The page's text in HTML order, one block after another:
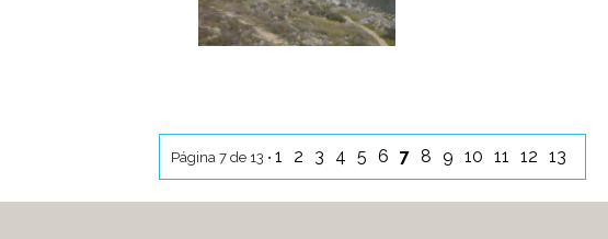
Página 7 de 13 • 1 2 3 4 5 6 7 8 9 10 11 12 13